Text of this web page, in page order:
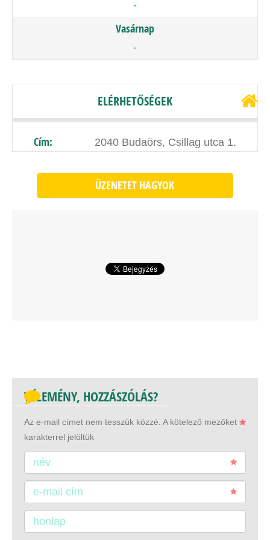
-
Vasárnap
-
ELÉRHETŐSÉGEK
Cím: 2040 Budaörs, Csillag utca 1.
ÜZENETET HAGYOK
VÉLEMÉNY, HOZZÁSZÓLÁS?
Az e-mail címet nem tesszük közzé. A kötelező mezőket
karakterrel jelöltük
név
e-mail cím
honlap